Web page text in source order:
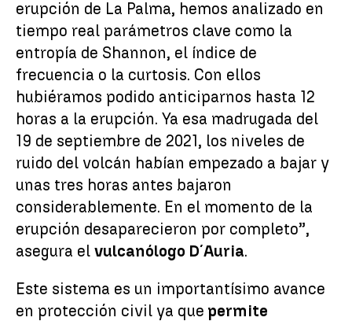
erupción de La Palma, hemos analizado en
tiempo real parámetros clave como la
entropía de Shannon, el índice de
frecuencia o la curtosis. Con ellos
hubiéramos podido anticiparnos hasta 12
horas a la erupción. Ya esa madrugada del
19 de septiembre de 2021, los niveles de
ruido del volcán habían empezado a bajar y
unas tres horas antes bajaron
considerablemente. En el momento de la
erupción desaparecieron por completo”,
asegura el vulcanólogo D´Auria.
Este sistema es un importantísimo avance
en protección civil ya que permite